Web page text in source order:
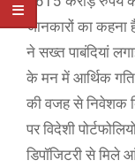
जानकारों का कहना
ने सख्त पाबंदियां
के मन में आर्थिक
की वजह से निवेशक
पर विदेशी
डिपॉजिटरी से मिले